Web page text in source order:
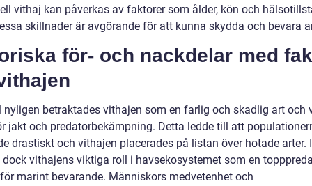
vithaj kan påverkas av faktorer som ålder, kön och
skillnader är avgörande för att kunna skydda och bevara
för- och nackdelar med
nyligen betraktades vithajen som en farlig och skadlig art och
jakt och predatorbekämpning. Detta ledde till att
drastiskt och vithajen placerades på listan över hotade arter.
dock vithajens viktiga roll i havsekosystemet som en
marint bevarande. Människors medvetenhet och